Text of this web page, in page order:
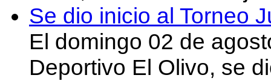
Se dio inicio al Torneo
El domingo 02 de
Deportivo El Olivo, se